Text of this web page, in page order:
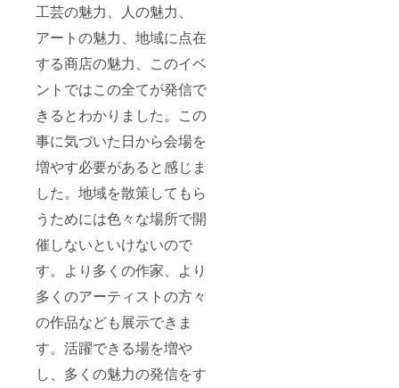
工芸の魅力、人の魅力、
アートの魅力、地域に点在
する商店の魅力、このイベ
ントではこの全てが発信で
きるとわかりました。この
事に気づいた日から会場を
増やす必要があると感じま
した。地域を散策してもら
うためには色々な場所で開
催しないといけないので
す。より多くの作家、より
多くのアーティストの方々
の作品なども展示できま
す。活躍できる場を増や
し、多くの魅力の発信をす